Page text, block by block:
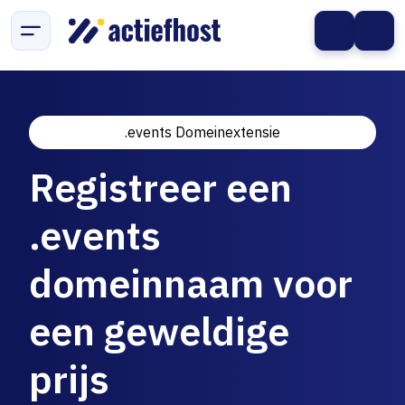
.events Domeinextensie
Registreer een
.events
domeinnaam voor
een geweldige
prijs